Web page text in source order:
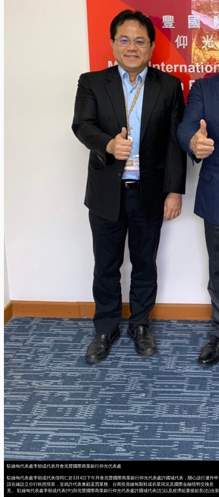
駐緬甸代表處李朝成代表拜會兆豐國際商業銀行仰光代表處
駐緬甸代表處李朝成代表偕同仁於3月4日下午拜會兆豐國際商業銀行仰光代表處許國城代表，關心該行遞件申
請在緬設立分行執照情形，並就許代表兼顧孟買業務、台商投資緬甸製鞋成衣業現況及國際金融情勢交換意
見。 駐緬甸代表處李朝成代表(中)與兆豐國際商業銀行仰光代表處許國城代表(左)以及經濟組蕭俊組長(右)合影